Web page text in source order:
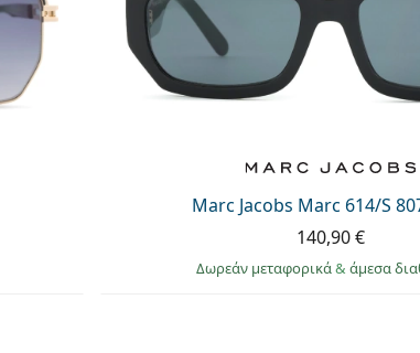
Marc Jacobs Marc 614/S
140,90 €
Δωρεάν μεταφορικά& άμεσα